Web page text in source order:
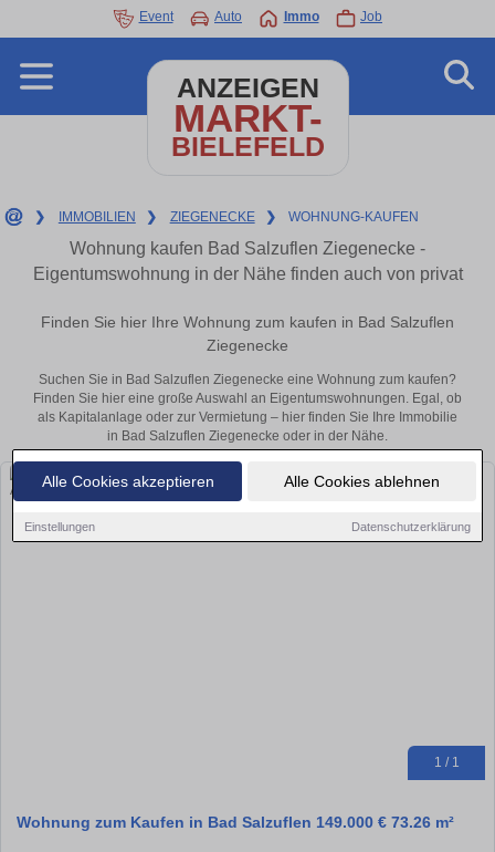
Alle Cookies akzeptieren Alle Cookies ablehnen
Einstellungen Datenschutzerklärung
Event Auto Immo Job
ANZEIGEN
MARKT-
BIELEFELD
❯ IMMOBILIEN ❯ ZIEGENECKE ❯ WOHNUNG-KAUFEN
Wohnung kaufen Bad Salzuflen Ziegenecke -
Eigentumswohnung in der Nähe finden auch von privat
Finden Sie hier Ihre Wohnung zum kaufen in Bad Salzuflen
Ziegenecke
Suchen Sie in Bad Salzuflen Ziegenecke eine Wohnung zum kaufen?
Finden Sie hier eine große Auswahl an Eigentumswohnungen. Egal, ob
als Kapitalanlage oder zur Vermietung – hier finden Sie Ihre Immobilie
in Bad Salzuflen Ziegenecke oder in der Nähe.
1 / 1
Wohnung zum Kaufen in Bad Salzuflen 149.000 € 73.26 m²